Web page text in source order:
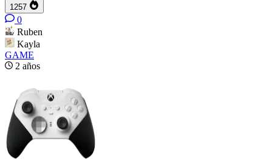
1257
0
Ruben
Kayla
GAME
2 años